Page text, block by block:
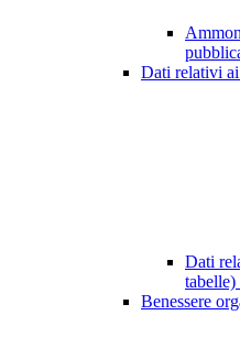
Dati relativi
Dati
tabelle)
Benessere